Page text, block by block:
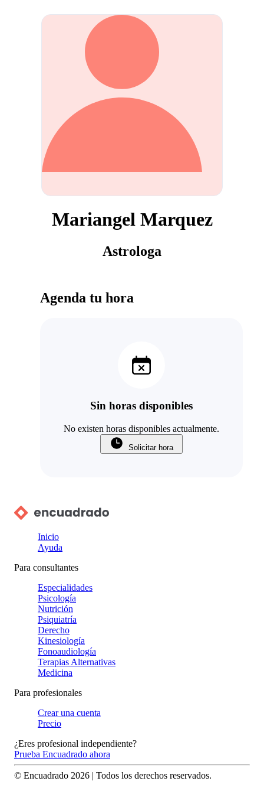
Mariangel Marquez
Astrologa
Agenda tu hora
Sin horas disponibles
No existen horas disponibles actualmente.
Solicitar hora
Inicio
Ayuda
Para consultantes
Especialidades
Psicología
Nutrición
Psiquiatría
Derecho
Kinesiología
Fonoaudiología
Terapias Alternativas
Medicina
Para profesionales
Crear una cuenta
Precio
¿Eres profesional independiente?
Prueba Encuadrado ahora
© Encuadrado 2026 | Todos los derechos reservados.